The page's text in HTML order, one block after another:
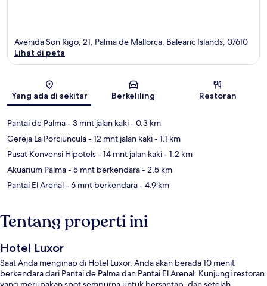
Peta
Avenida Son Rigo, 21, Palma de Mallorca, Balearic Islands, 07610
Lihat di peta
Yang ada di sekitar Berkeliling Restoran
Pantai de Palma- 3 mnt jalan kaki- 0.3 km
Gereja La Porciuncula- 12 mnt jalan kaki- 1.1 km
Pusat Konvensi Hipotels- 14 mnt jalan kaki- 1.2 km
Akuarium Palma- 5 mnt berkendara- 2.5 km
Pantai El Arenal- 6 mnt berkendara- 4.9 km
Tentang properti ini
Hotel Luxor
Saat Anda menginap di Hotel Luxor, Anda akan berada 10 menit
berkendara dari Pantai de Palma dan Pantai El Arenal. Kunjungi restoran